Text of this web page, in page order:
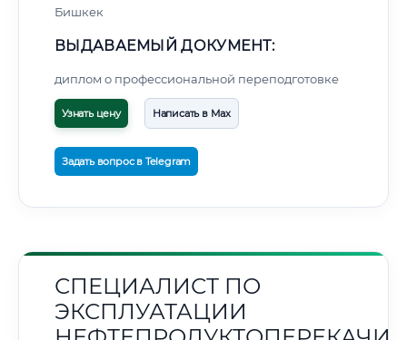
Бишкек
ВЫДАВАЕМЫЙ ДОКУМЕНТ:
диплом о профессиональной переподготовке
Узнать цену Написать в Max
Задать вопрос в Telegram
СПЕЦИАЛИСТ ПО
ЭКСПЛУАТАЦИИ